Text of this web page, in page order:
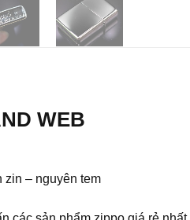
WEB
zin – nguyên tem